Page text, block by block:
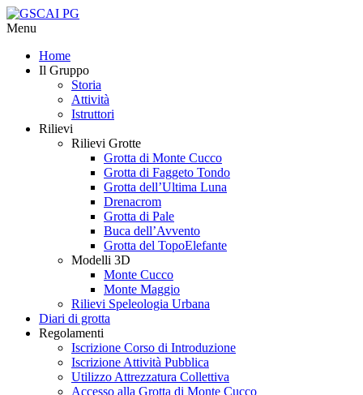
Menu
Home
Il Gruppo
Storia
Attività
Istruttori
Rilievi
Rilievi Grotte
Grotta di Monte Cucco
Grotta di Faggeto Tondo
Grotta dell’Ultima Luna
Drenacrom
Grotta di Pale
Buca dell’Avvento
Grotta del TopoElefante
Modelli 3D
Monte Cucco
Monte Maggio
Rilievi Speleologia Urbana
Diari di grotta
Regolamenti
Iscrizione Corso di Introduzione
Iscrizione Attività Pubblica
Utilizzo Attrezzatura Collettiva
Accesso alla Grotta di Monte Cucco